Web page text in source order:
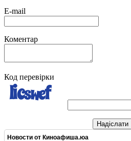
E-mail
Коментар
Код перевірки
Надіслати
Новости от Киноафиша.юа